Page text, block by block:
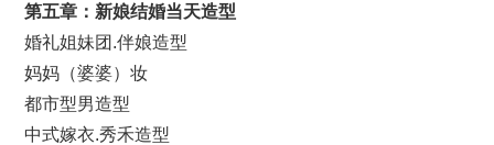
第五章：新娘结婚当天造型
婚礼姐妹团.伴娘造型
妈妈（婆婆）妆
都市型男造型
中式嫁衣.秀禾造型